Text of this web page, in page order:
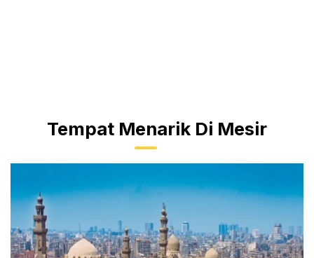
Tempat Menarik Di Mesir